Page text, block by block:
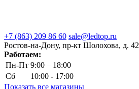
+7 (863) 209 86 60 sale@ledtop.ru
Ростов-на-Дону, пр-кт Шолохова, д. 42
Работаем:
Пн-Пт 9:00 – 18:00
Сб
10:00 - 17:00
Показать все магазины